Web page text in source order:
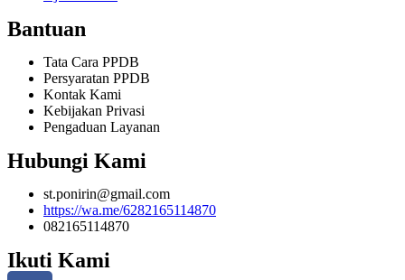
Bantuan
Tata Cara PPDB
Persyaratan PPDB
Kontak Kami
Kebijakan Privasi
Pengaduan Layanan
Hubungi Kami
st.ponirin@gmail.com
https://wa.me/6282165114870
082165114870
Ikuti Kami